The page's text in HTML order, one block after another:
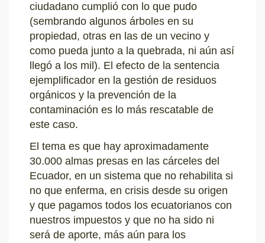
ciudadano cumplió con lo que pudo
(sembrando algunos árboles en su
propiedad, otras en las de un vecino y
como pueda junto a la quebrada, ni aún así
llegó a los mil). El efecto de la sentencia
ejemplificador en la gestión de residuos
orgánicos y la prevención de la
contaminación es lo más rescatable de
este caso.
El tema es que hay aproximadamente
30.000 almas presas en las cárceles del
Ecuador, en un sistema que no rehabilita si
no que enferma, en crisis desde su origen
y que pagamos todos los ecuatorianos con
nuestros impuestos y que no ha sido ni
será de aporte, más aún para los